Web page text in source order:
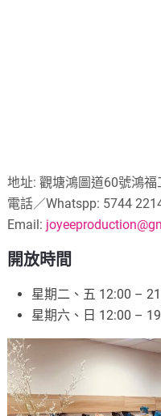
地址: 觀塘鴻圖道60號鴻
電話／Whatspp: 5744
Email:
開放時間
星期二、五 12:00 –
星期六、日 12:00 –